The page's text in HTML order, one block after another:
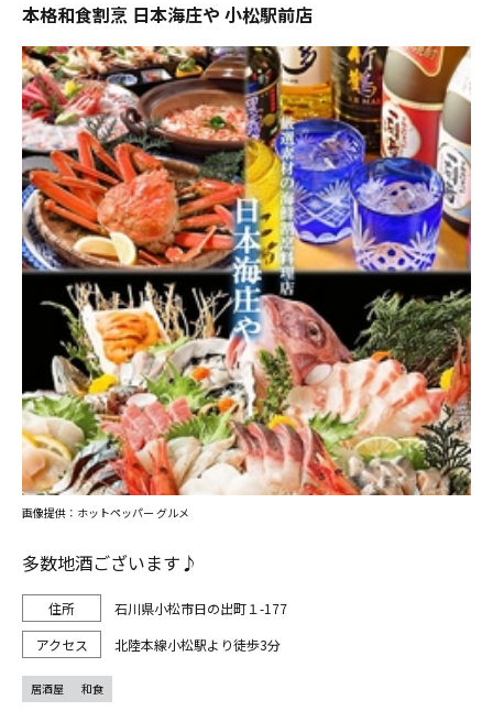
本格和食割烹 日本海庄や 小松駅前店
多数地酒ございます♪
石川県小松市日の出町１-177
北陸本線小松駅より徒歩3分
画像提供：ホットペッパー グルメ
居酒屋 和食